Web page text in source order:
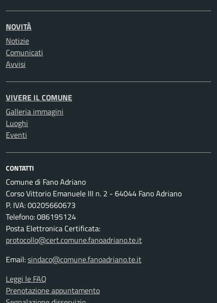
NOVITÀ
Notizie
Comunicati
Avvisi
VIVERE IL COMUNE
Galleria immagini
Luoghi
Eventi
CONTATTI
Comune di Fano Adriano
Corso Vittorio Emanuele III n. 2 - 64044 Fano Adriano
P. IVA: 00205660673
Telefono: 086195124
Posta Elettronica Certificata:
protocollo@cert.comune.fanoadriano.te.it
Email:sindaco@comune.fanoadriano.te.it
Leggi le FAQ
Prenotazione appuntamento